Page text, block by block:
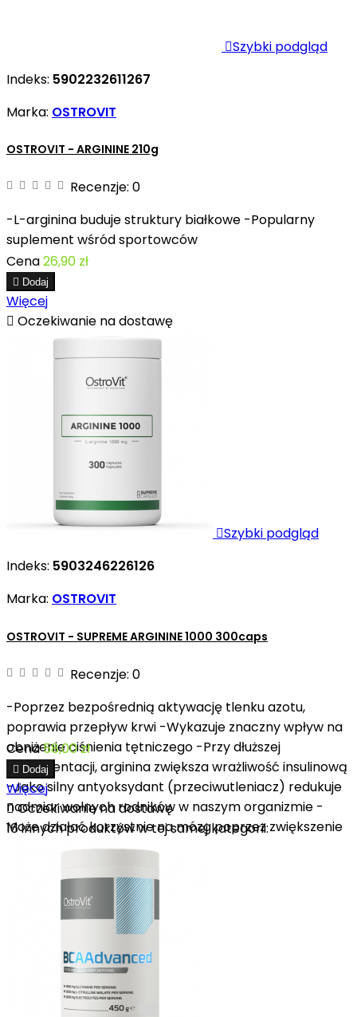
Szybki podgląd
Indeks: 5902232611267
Marka: OSTROVIT
OSTROVIT - ARGININE 210g
Recenzje: 0
-L-arginina buduje struktury białkowe -Popularny
suplement wśród sportowców
Cena26,90 zł
 Dodaj
Więcej
 Oczekiwanie na dostawę
Szybki podgląd
Indeks: 5903246226126
Marka: OSTROVIT
OSTROVIT - SUPREME ARGININE 1000 300caps
Recenzje: 0
-Poprzez bezpośrednią aktywację tlenku azotu,
poprawia przepływ krwi -Wykazuje znaczny wpływ na
obniżenie ciśnienia tętniczego -Przy dłuższej
suplementacji, arginina zwiększa wrażliwość insulinową
-Jako silny antyoksydant (przeciwutleniacz) redukuje
nadmiar wolnych rodników w naszym organizmie -
Może działać korzystnie na mózg poprzez zwiększenie
Cena58,00 zł
 Dodaj
Więcej
Oczekiwanie na dostawę
16 innych produktów w tej samej kategorii: